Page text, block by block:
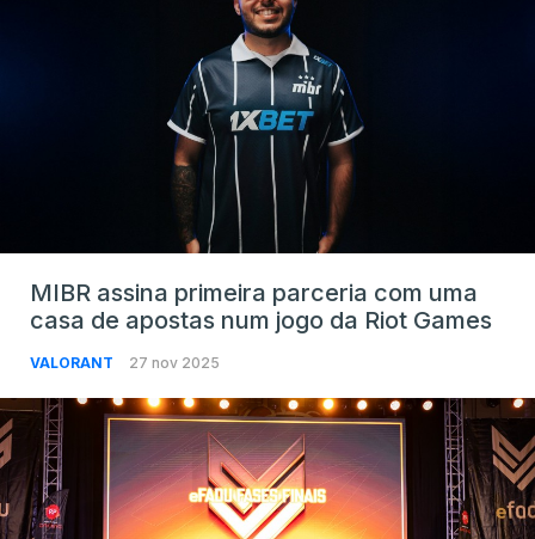
MIBR assina primeira parceria com uma
casa de apostas num jogo da Riot Games
VALORANT 27 nov 2025